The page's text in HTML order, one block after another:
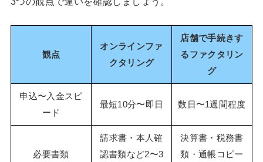
観点
オンラインファ
クタリング
店舗で手続きす
るファクタリン
グ
申込〜入金スピ
ード
最短10分〜即日 数日〜1週間程度
必要書類
請求書・本人確
認書類など2〜3
決算書・税務書
類・通帳コピー